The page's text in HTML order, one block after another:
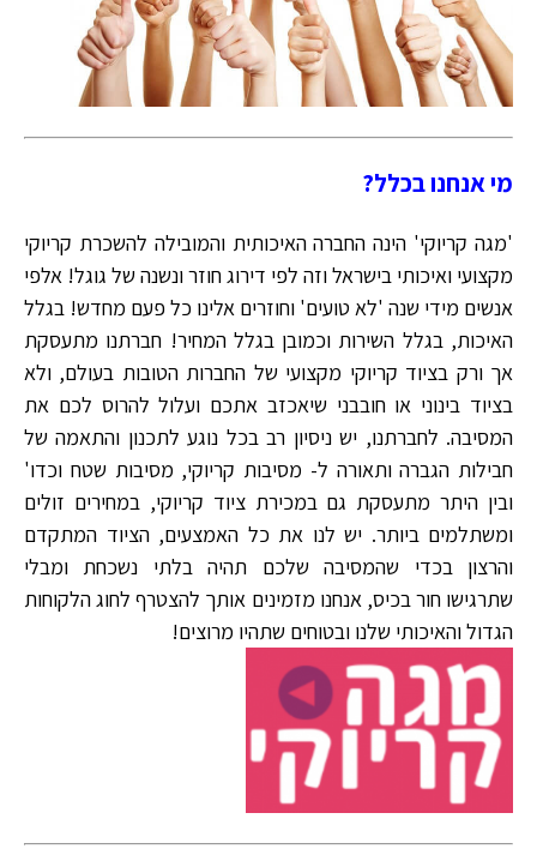
מי אנחנו בכלל?
'מגה קריוקי' הינה החברה האיכותית והמובילה להשכרת קריוקי
מקצועי ואיכותי בישראל וזה לפי דירוג חוזר ונשנה של גוגל! אלפי
אנשים מידי שנה 'לא טועים' וחוזרים אלינו כל פעם מחדש! בגלל
האיכות, בגלל השירות וכמובן בגלל המחיר! חברתנו מתעסקת
אך ורק בציוד קריוקי מקצועי של החברות הטובות בעולם, ולא
בציוד בינוני או חובבני שיאכזב אתכם ועלול להרוס לכם את
המסיבה. לחברתנו, יש ניסיון רב בכל נוגע לתכנון והתאמה של
חבילות הגברה ותאורה ל- מסיבות קריוקי, מסיבות שטח וכדו'
ובין היתר מתעסקת גם במכירת ציוד קריוקי, במחירים זולים
ומשתלמים ביותר. יש לנו את כל האמצעים, הציוד המתקדם
והרצון בכדי שהמסיבה שלכם תהיה בלתי נשכחת ומבלי
שתרגישו חור בכיס, אנחנו מזמינים אותך להצטרף לחוג הלקוחות
הגדול והאיכותי שלנו ובטוחים שתהיו מרוצים!